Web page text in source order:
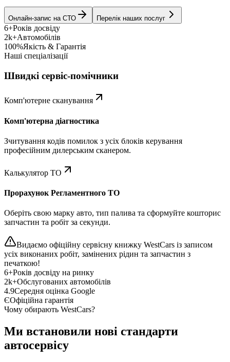
Онлайн-запис на СТО Перелік наших послуг
6+Років досвіду
2k+Автомобілів
100%Якість & Гарантія
Наші спеціалізації
Швидкі сервіс-помічники
Комп'ютерне сканування
Комп'ютерна діагностика
Зчитування кодів помилок з усіх блоків керування
професійним дилерським сканером.
Калькулятор ТО
Прорахунок Регламентного ТО
Оберіть свою марку авто, тип палива та сформуйте кошторис
запчастин та робіт за секунди.
Видаємо офіційну сервісну книжку WestCars із записом
усіх виконаних робіт, замінених рідин та запчастин з
печаткою!
6+Років досвіду на ринку
2k+Обслугованих автомобілів
4.9Середня оцінка Google
ЄОфіційна гарантія
Чому обирають WestCars?
Ми встановили нові стандарти
автосервісу